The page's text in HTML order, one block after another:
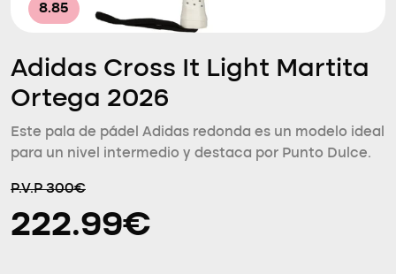
8.85
Adidas Cross It Light Martita
Ortega 2026
Este pala de pádel Adidas redonda es un modelo ideal
para un nivel intermedio y destaca por Punto Dulce.
P.V.P 300€
222.99€